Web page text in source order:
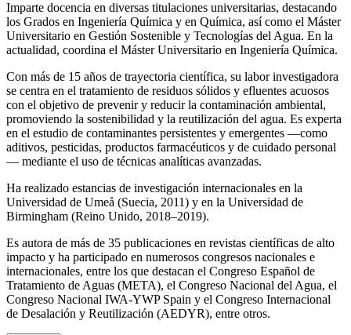
Imparte docencia en diversas titulaciones universitarias, destacando
los Grados en Ingeniería Química y en Química, así como el Máster
Universitario en Gestión Sostenible y Tecnologías del Agua. En la
actualidad, coordina el Máster Universitario en Ingeniería Química.
Con más de 15 años de trayectoria científica, su labor investigadora
se centra en el tratamiento de residuos sólidos y efluentes acuosos
con el objetivo de prevenir y reducir la contaminación ambiental,
promoviendo la sostenibilidad y la reutilización del agua. Es experta
en el estudio de contaminantes persistentes y emergentes —como
aditivos, pesticidas, productos farmacéuticos y de cuidado personal
— mediante el uso de técnicas analíticas avanzadas.
Ha realizado estancias de investigación internacionales en la
Universidad de Umeå (Suecia, 2011) y en la Universidad de
Birmingham (Reino Unido, 2018–2019).
Es autora de más de 35 publicaciones en revistas científicas de alto
impacto y ha participado en numerosos congresos nacionales e
internacionales, entre los que destacan el Congreso Español de
Tratamiento de Aguas (META), el Congreso Nacional del Agua, el
Congreso Nacional IWA‑YWP Spain y el Congreso Internacional
de Desalación y Reutilización (AEDYR), entre otros.